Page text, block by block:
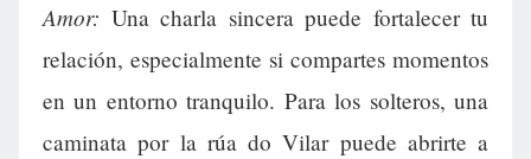
Amor: Una charla sincera puede fortalecer tu
relación, especialmente si compartes momentos
en un entorno tranquilo. Para los solteros, una
caminata por la rúa do Vilar puede abrirte a